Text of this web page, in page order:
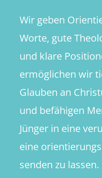
Wir geben
Worte, gute
und klare
ermöglichen wir
Glauben an
und befähigen
Jünger in eine
eine
senden zu lassen.